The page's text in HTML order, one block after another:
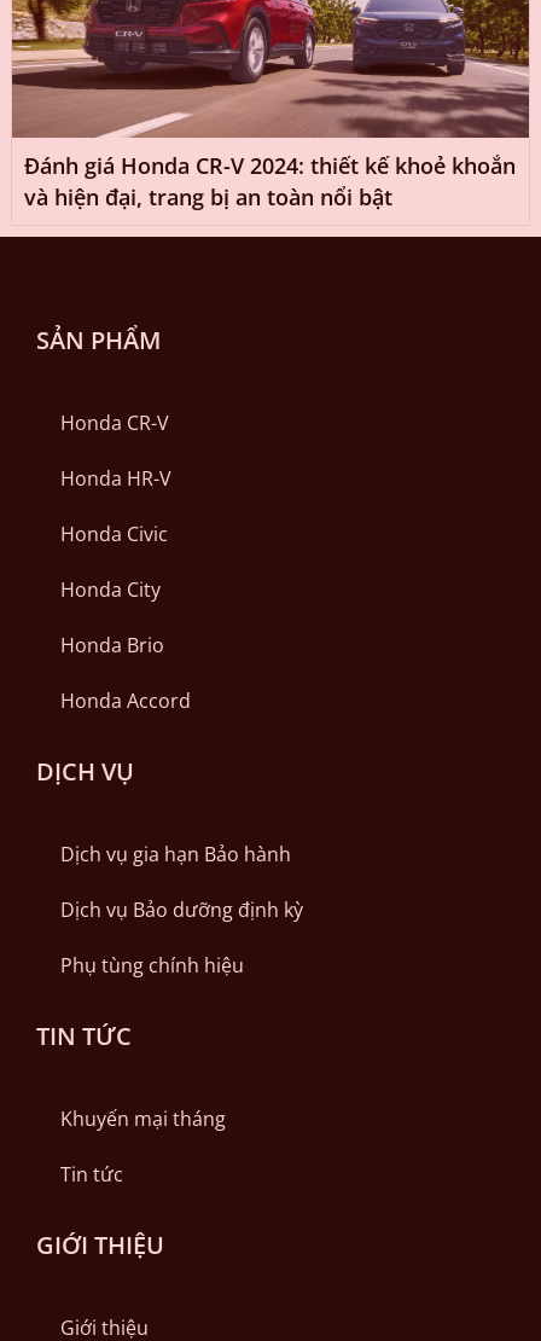
Đánh giá Honda CR-V 2024: thiết kế khoẻ khoắn
và hiện đại, trang bị an toàn nổi bật
SẢN PHẨM
Honda CR-V
Honda HR-V
Honda Civic
Honda City
Honda Brio
Honda Accord
DỊCH VỤ
Dịch vụ gia hạn Bảo hành
Dịch vụ Bảo dưỡng định kỳ
Phụ tùng chính hiệu
TIN TỨC
Khuyến mại tháng
Tin tức
GIỚI THIỆU
Giới thiệu